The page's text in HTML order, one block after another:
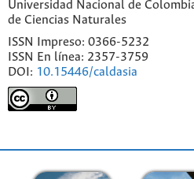
Universidad Nacional de
de Ciencias Naturales
ISSN Impreso: 0366-5232
ISSN En línea: 2357-3759
DOI: 10.15446/caldasia